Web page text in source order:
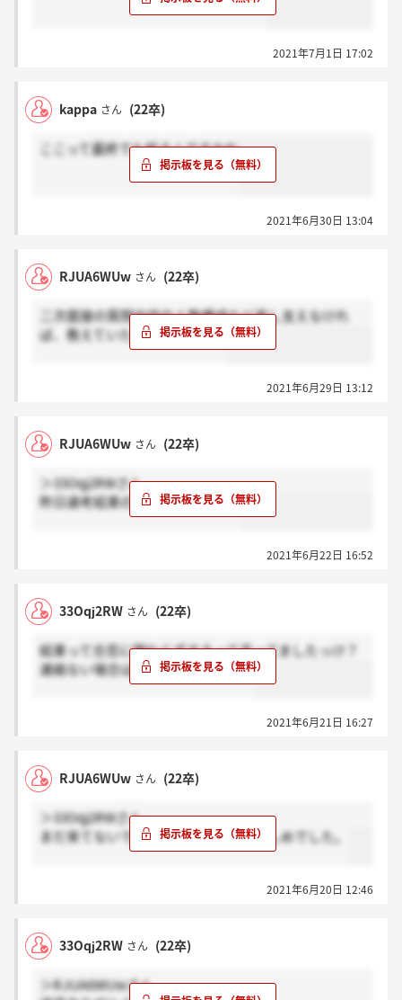
2021年7月1日 17:02
kappa さん (22卒)
ここって最終でも絞るんですかね
2021年6月30日 13:04
RJUA6WUw さん (22卒)
二次面接の質問内容や人数構成など差し支えなけれ
ば、教えていただきたいです。
2021年6月29日 13:12
RJUA6WUw さん (22卒)
＞33Oqj2RWさん
昨日選考結果の連絡が来ました。
2021年6月22日 16:52
33Oqj2RW さん (22卒)
結果って合否に関わらずするって言ってましたっけ？
連絡ない場合はサイレントかな。、
2021年6月21日 16:27
RJUA6WUw さん (22卒)
＞33Oqj2RWさん
まだ来てないです。雰囲気は比較的優しめでした。
2021年6月20日 12:46
33Oqj2RW さん (22卒)
＞RJUA6WUwさん